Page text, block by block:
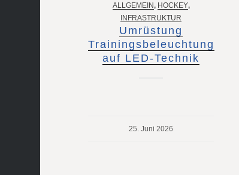
ALLGEMEIN, HOCKEY,
INFRASTRUKTUR
Umrüstung
Trainingsbeleuchtung
auf LED-Technik
25. Juni 2026